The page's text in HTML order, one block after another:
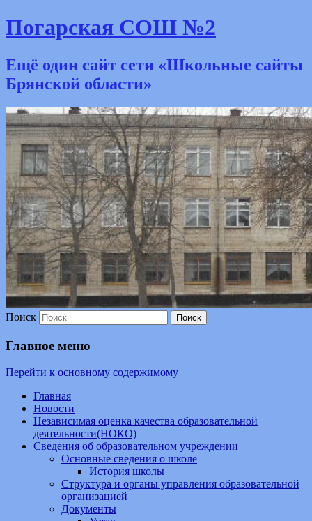
Погарская СОШ №2
Ещё один сайт сети «Школьные сайты
Брянской области»
Поиск
Главное меню
Перейти к основному содержимому
Главная
Новости
Независимая оценка качества образовательной
деятельности(НОКО)
Сведения об образовательном учреждении
Основные сведения о школе
История школы
Структура и органы управления образовательной
организацией
Документы